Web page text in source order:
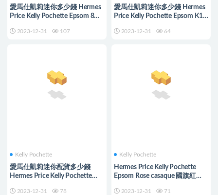
愛馬仕凱莉迷你多少錢 Hermes
Price Kelly Pochette Epsom 8W
2023-12-31 107
愛馬仕凱莉迷你多少錢 Hermes
Price Kelly Pochette Epsom K1
2023-12-31 64
Kelly Pochette
愛馬仕凱莉迷你配貨多少錢
Hermes Price Kelly Pochette
2023-12-31 78
Kelly Pochette
Hermes Price Kelly Pochette
Epsom Rose casaque 國旗紅
2023-12-31 71